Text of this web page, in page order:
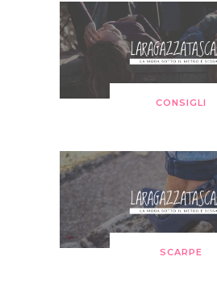
CONSIGLI
SCARPE